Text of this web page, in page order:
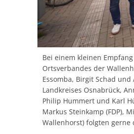
Bei einem kleinen
Ortsverbandes der
Essomba, Birgit Schad
Landkreises Osnabrück,
Philip Hummert und Karl
Markus Steinkamp (FDP),
Wallenhorst) folgten gerne